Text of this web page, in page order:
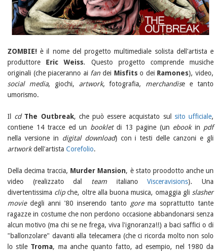
ZOMBIE! è il nome del progetto multimediale solista dell'artista e
produttore Eric Weiss. Questo progetto comprende musiche
originali (che piaceranno ai fandei Misfitso dei Ramones), video,
social media, giochi, artwork, fotografia, merchandise e tanto
umorismo.
Il cd The Outbreak, che può essere acquistato sul sito ufficiale,
contiene 14 tracce ed un bookletdi 13 pagine (un ebookin pdf
nella versione in digital download) con i testi delle canzoni e gli
artworkdell'artista Corefolio.
Della decima traccia, Murder Mansion, è stato proodotto anche un
video (realizzato dal team italianoVisceravisions). Una
divertentissima clipche, oltre alla buona musica, omaggia gli slasher
moviedegli anni '80 inserendo tanto gorema soprattutto tante
ragazze in costume che non perdono occasione abbandonarsi senza
alcun motivo (ma chi se ne frega, viva l'ignoranza!!) a baci saffici o di
"ballonzolare" davanti alla telecamera (che ci ricorda molto non solo
lo stile Troma, ma anche quanto fatto, ad esempio, nel 1980 da